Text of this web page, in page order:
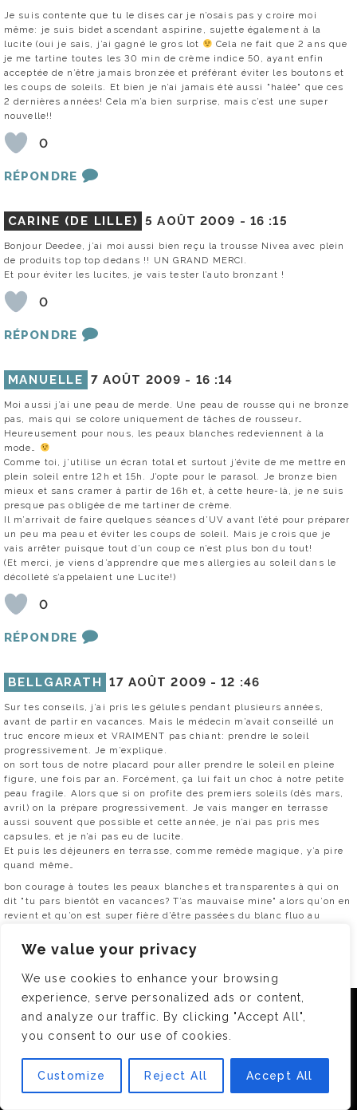
We value your privacy
We use cookies to enhance your browsing
experience, serve personalized ads or content,
and analyze our traffic. By clicking "Accept All",
you consent to our use of cookies.
Customize Reject All Accept All
Je suis contente que tu le dises car je n’osais pas y croire moi
même: je suis bidet ascendant aspirine, sujette également à la
lucite (oui je sais, j’ai gagné le gros lot
Cela ne fait que 2 ans que
je me tartine toutes les 30 min de crème indice 50, ayant enfin
acceptée de n’être jamais bronzée et préférant éviter les boutons et
les coups de soleils. Et bien je n’ai jamais été aussi "halée" que ces
2 dernières années! Cela m’a bien surprise, mais c’est une super
nouvelle!!
0
RÉPONDRE
CARINE (DE LILLE) 5 AOÛT 2009 - 16 :15
Bonjour Deedee, j’ai moi aussi bien reçu la trousse Nivea avec plein
de produits top top dedans !! UN GRAND MERCI.
Et pour éviter les lucites, je vais tester l’auto bronzant !
0
RÉPONDRE
MANUELLE 7 AOÛT 2009 - 16 :14
Moi aussi j’ai une peau de merde. Une peau de rousse qui ne bronze
pas, mais qui se colore uniquement de tâches de rousseur…
Heureusement pour nous, les peaux blanches redeviennent à la
mode…
Comme toi, j’utilise un écran total et surtout j’évite de me mettre en
plein soleil entre 12h et 15h. J’opte pour le parasol. Je bronze bien
mieux et sans cramer à partir de 16h et, à cette heure-là, je ne suis
presque pas obligée de me tartiner de crème.
Il m’arrivait de faire quelques séances d’UV avant l’été pour préparer
un peu ma peau et éviter les coups de soleil. Mais je crois que je
vais arrêter puisque tout d’un coup ce n’est plus bon du tout!
(Et merci, je viens d’apprendre que mes allergies au soleil dans le
décolleté s’appelaient une Lucite!)
0
RÉPONDRE
BELLGARATH 17 AOÛT 2009 -12 :46
Sur tes conseils, j’ai pris les gélules pendant plusieurs années,
avant de partir en vacances. Mais le médecin m’avait conseillé un
truc encore mieux et VRAIMENT pas chiant: prendre le soleil
progressivement. Je m’explique.
on sort tous de notre placard pour aller prendre le soleil en pleine
figure, une fois par an. Forcément, ça lui fait un choc à notre petite
peau fragile. Alors que si on profite des premiers soleils (dès mars,
avril) on la prépare progressivement. Je vais manger en terrasse
aussi souvent que possible et cette année, je n’ai pas pris mes
capsules, et je n’ai pas eu de lucite.
Et puis les déjeuners en terrasse, comme remède magique, y’a pire
quand même…
bon courage à toutes les peaux blanches et transparentes à qui on
dit "tu pars bientôt en vacances? T’as mauvaise mine" alors qu’on en
revient et qu’on est super fière d’être passées du blanc fluo au
0
RÉPONDRE
Les chouchous de l’été (même en ville) | OMG J'adore !
[…] des allergies au soleil ou lucite estival bénigne (c’est quoi ce
truc? va voir là ou là, elles expliquent très bien ce problème majeur)
Nous utilisons des cookies pour vous garantir la meilleure
expérience sur notre site. Si vous continuez à utiliser ce
dernier, nous considérerons que vous acceptez l'utilisation des
cookies.
OK